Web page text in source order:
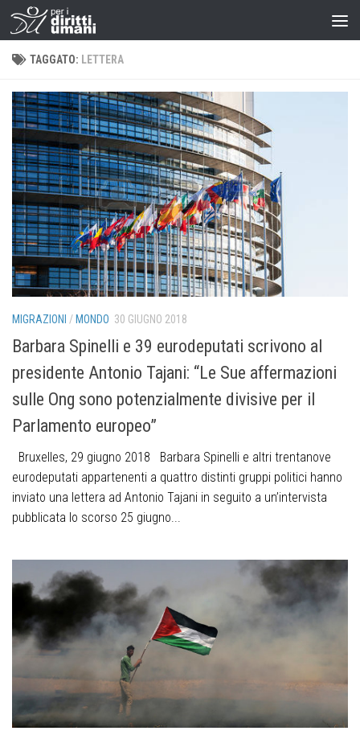
TAGGATO: LETTERA
MIGRAZIONI / MONDO 30 GIUGNO 2018
Barbara Spinelli e 39 eurodeputati scrivono al
presidente Antonio Tajani: “Le Sue affermazioni
sulle Ong sono potenzialmente divisive per il
Parlamento europeo”
Bruxelles, 29 giugno 2018 Barbara Spinelli e altri trentanove
eurodeputati appartenenti a quattro distinti gruppi politici hanno
inviato una lettera ad Antonio Tajani in seguito a un’intervista
pubblicata lo scorso 25 giugno...